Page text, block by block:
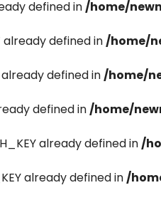
defined in/home/
already defined in/home/
already defined in/home/
defined in/home/
already defined in/
already defined in/